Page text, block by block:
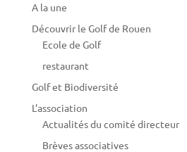
A la une
Découvrir le Golf de Rouen
Ecole de Golf
restaurant
Golf et Biodiversité
L'association
Actualités du comité directeur
Brèves associatives